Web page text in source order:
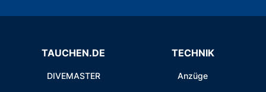
TAUCHEN.DE
DIVEMASTER
TECHNIK
Anzüge